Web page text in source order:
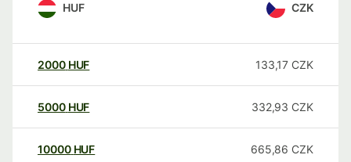
HUF CZK
2000 HUF 133,17 CZK
5000 HUF 332,93 CZK
10000 HUF 665,86 CZK